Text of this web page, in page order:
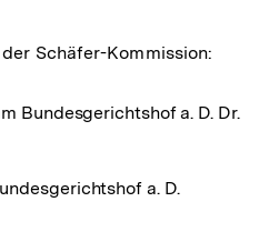
Schäfer-Kommission:
Bundesgerichtshof a. D. Dr.
a. D.